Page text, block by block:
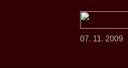
07. 11. 2009